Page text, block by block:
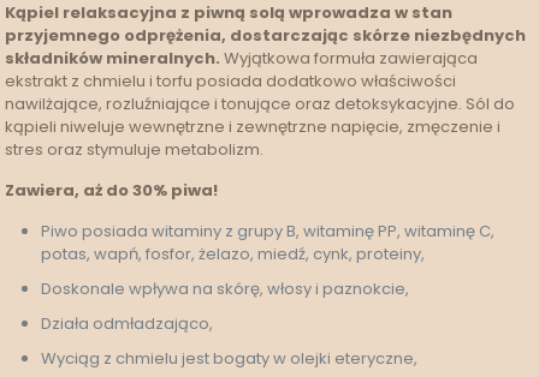
Kąpiel relaksacyjna z piwną solą wprowadza w stan
przyjemnego odprężenia, dostarczając skórze niezbędnych
składników mineralnych. Wyjątkowa formuła zawierająca
ekstrakt z chmielu i torfu posiada dodatkowo właściwości
nawilżające, rozluźniające i tonujące oraz detoksykacyjne. Sól do
kąpieli niweluje wewnętrzne i zewnętrzne napięcie, zmęczenie i
stres oraz stymuluje metabolizm.
Zawiera, aż do 30% piwa!
Piwo posiada witaminy z grupy B, witaminę PP, witaminę C,
potas, wapń, fosfor, żelazo, miedź, cynk, proteiny,
Doskonale wpływa na skórę, włosy i paznokcie,
Działa odmładzająco,
Wyciąg z chmielu jest bogaty w olejki eteryczne,